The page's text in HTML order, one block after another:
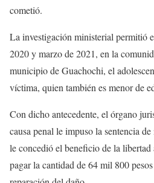
cometió.
La investigación ministerial permitió
2020 y marzo de 2021, en la
municipio de Guachochi, el
víctima, quien también es menor de
Con dicho antecedente, el órgano
causa penal le impuso la sentencia
le concedió el beneficio de la libertad
pagar la cantidad de 64 mil 800